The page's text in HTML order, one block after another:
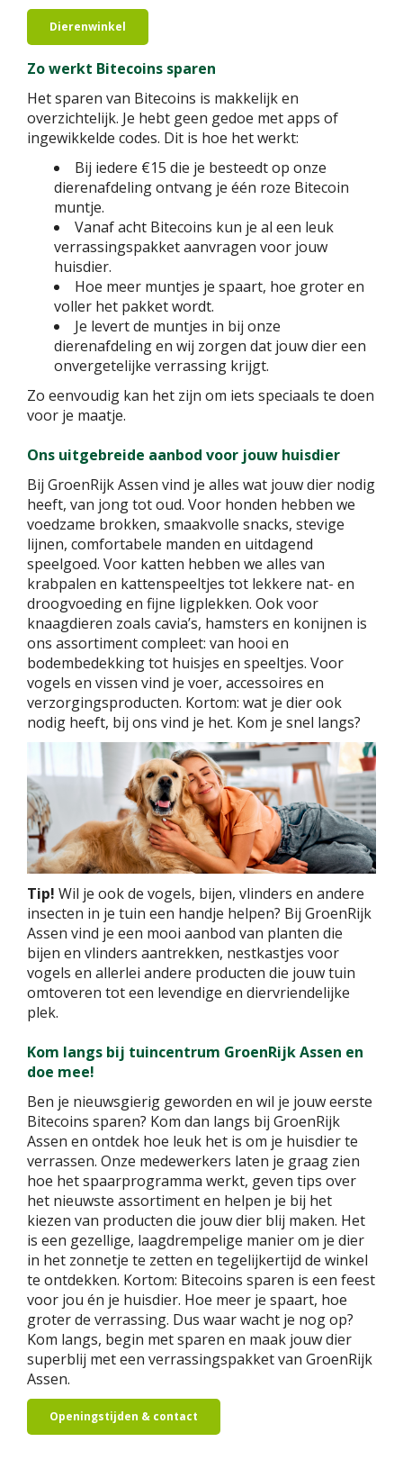
Dierenwinkel
Zo werkt Bitecoins sparen
Het sparen van Bitecoins is makkelijk en
overzichtelijk. Je hebt geen gedoe met apps of
ingewikkelde codes. Dit is hoe het werkt:
Bij iedere €15 die je besteedt op onze
dierenafdeling ontvang je één roze Bitecoin
muntje.
Vanaf acht Bitecoins kun je al een leuk
verrassingspakket aanvragen voor jouw
huisdier.
Hoe meer muntjes je spaart, hoe groter en
voller het pakket wordt.
Je levert de muntjes in bij onze
dierenafdeling en wij zorgen dat jouw dier een
onvergetelijke verrassing krijgt.
Zo eenvoudig kan het zijn om iets speciaals te doen
voor je maatje.
Ons uitgebreide aanbod voor jouw huisdier
Bij GroenRijk Assen vind je alles wat jouw dier nodig
heeft, van jong tot oud. Voor honden hebben we
voedzame brokken, smaakvolle snacks, stevige
lijnen, comfortabele manden en uitdagend
speelgoed. Voor katten hebben we alles van
krabpalen en kattenspeeltjes tot lekkere nat- en
droogvoeding en fijne ligplekken. Ook voor
knaagdieren zoals cavia’s, hamsters en konijnen is
ons assortiment compleet: van hooi en
bodembedekking tot huisjes en speeltjes. Voor
vogels en vissen vind je voer, accessoires en
verzorgingsproducten. Kortom: wat je dier ook
nodig heeft, bij ons vind je het. Kom je snel langs?
Tip! Wil je ook de vogels, bijen, vlinders en andere
insecten in je tuin een handje helpen? Bij GroenRijk
Assen vind je een mooi aanbod van planten die
bijen en vlinders aantrekken, nestkastjes voor
vogels en allerlei andere producten die jouw tuin
omtoveren tot een levendige en diervriendelijke
plek.
Kom langs bij tuincentrum GroenRijk Assen en
doe mee!
Ben je nieuwsgierig geworden en wil je jouw eerste
Bitecoins sparen? Kom dan langs bij GroenRijk
Assen en ontdek hoe leuk het is om je huisdier te
verrassen. Onze medewerkers laten je graag zien
hoe het spaarprogramma werkt, geven tips over
het nieuwste assortiment en helpen je bij het
kiezen van producten die jouw dier blij maken. Het
is een gezellige, laagdrempelige manier om je dier
in het zonnetje te zetten en tegelijkertijd de winkel
te ontdekken. Kortom: Bitecoins sparen is een feest
voor jou én je huisdier. Hoe meer je spaart, hoe
groter de verrassing. Dus waar wacht je nog op?
Kom langs, begin met sparen en maak jouw dier
superblij met een verrassingspakket van GroenRijk
Assen.
Openingstijden & contact